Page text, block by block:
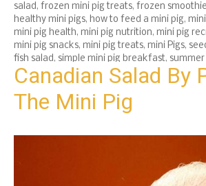
salad , frozen mini pig treats, frozen smoothie
healthy mini pigs, how to feed a mini pig,
mini pig health, mini pig nutrition, mini pig
mini pig snacks, mini pig treats, mini Pigs,
fish salad , simple mini pig breakfast,
treats
Canadian Salad By
The Mini Pig